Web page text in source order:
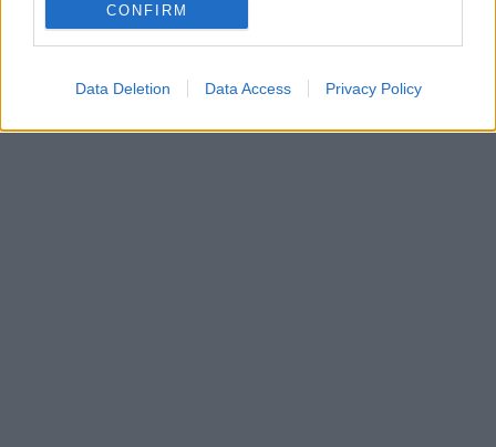
CONFIRM
Data Deletion Data Access Privacy Policy